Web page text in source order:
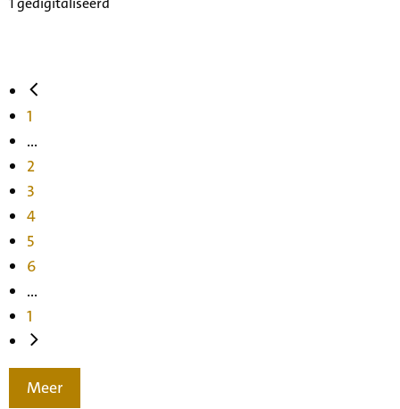
1
...
2
3
4
5
6
...
1
Meer